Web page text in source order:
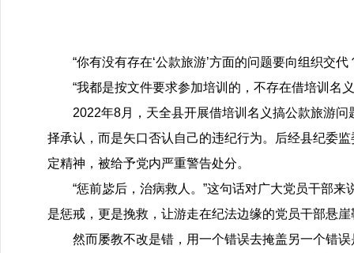
“你有没有存在‘公款旅游’方面的问题要向组织交代
“我都是按文件要求参加培训的，不存在借培训名
2022年8月，天全县开展借培训名义搞公款旅游
择承认，而是矢口否认自己的违纪行为。后经县纪委
定精神，被给予党内严重警告处分。
“惩前毖后，治病救人。”这句话对广大党员干部
是惩戒，更是挽救，让游走在纪法边缘的党员干部悬崖
然而屡教不改是错，用一个错误去掩盖另一个错